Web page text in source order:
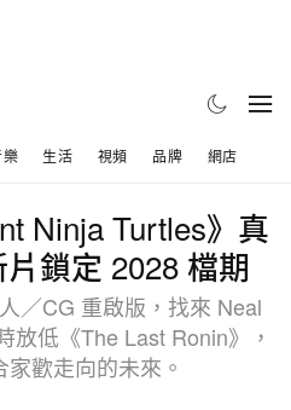
生活 視頻 品牌 網店
Ninja Turtles》真
鎖定 2028 檔期
／CG 重啟版，找來 Neal
放低《The Last Ronin》，
歡走向的未來。